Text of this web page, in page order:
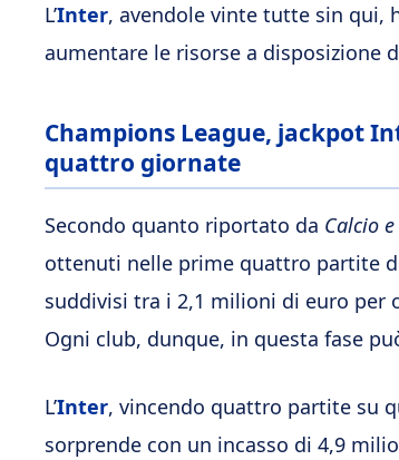
L’Inter, avendole vinte tutte sin qui,
aumentare le risorse a disposizione
Champions League, jackpot
quattro giornate
Secondo quanto riportato da Calcio
ottenuti nelle prime quattro partite
suddivisi tra i 2,1 milioni di euro per
Ogni club, dunque, in questa fase
L’Inter, vincendo quattro partite su
sorprende con un incasso di 4,9